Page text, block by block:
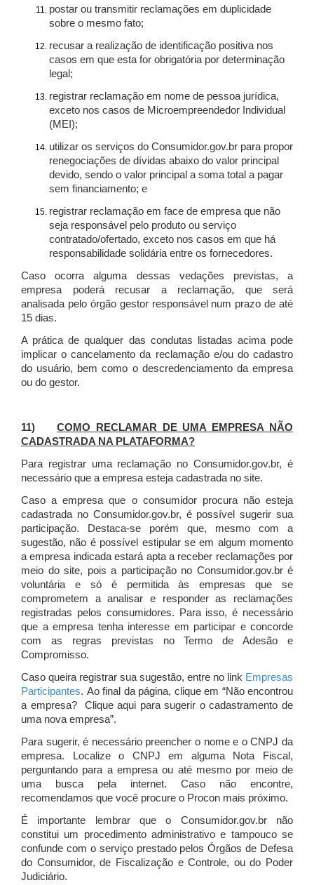
postar ou transmitir reclamações em duplicidade
sobre o mesmo fato;
recusar a realização de identificação positiva nos
casos em que esta for obrigatória por determinação
legal;
registrar reclamação em nome de pessoa jurídica,
exceto nos casos de Microempreendedor Individual
(MEI);
utilizar os serviços do Consumidor.gov.br para propor
renegociações de dívidas abaixo do valor principal
devido, sendo o valor principal a soma total a pagar
sem financiamento; e
registrar reclamação em face de empresa que não
seja responsável pelo produto ou serviço
contratado/ofertado, exceto nos casos em que há
responsabilidade solidária entre os fornecedores.
Caso ocorra alguma dessas vedações previstas, a
empresa poderá recusar a reclamação, que será
analisada pelo órgão gestor responsável num prazo de até
15 dias.
A prática de qualquer das condutas listadas acima pode
implicar o cancelamento da reclamação e/ou do cadastro
do usuário, bem como o descredenciamento da empresa
ou do gestor.
11)COMO RECLAMAR DE UMA EMPRESA NÃO
CADASTRADA NA PLATAFORMA?
Para registrar uma reclamação no Consumidor.gov.br, é
necessário que a empresa esteja cadastrada no site.
Caso a empresa que o consumidor procura não esteja
cadastrada no Consumidor.gov.br, é possível sugerir sua
participação. Destaca-se porém que, mesmo com a
sugestão, não é possível estipular se em algum momento
a empresa indicada estará apta a receber reclamações por
meio do site, pois a participação no Consumidor.gov.br é
voluntária e só é permitida às empresas que se
comprometem a analisar e responder as reclamações
registradas pelos consumidores. Para isso, é necessário
que a empresa tenha interesse em participar e concorde
com as regras previstas no Termo de Adesão e
Compromisso.
Caso queira registrar sua sugestão, entre no link Empresas
Participantes. Ao final da página, clique em “Não encontrou
a empresa? Clique aqui para sugerir o cadastramento de
uma nova empresa”.
Para sugerir, é necessário preencher o nome e o CNPJ da
empresa. Localize o CNPJ em alguma Nota Fiscal,
perguntando para a empresa ou até mesmo por meio de
uma busca pela internet. Caso não encontre,
recomendamos que você procure o Procon mais próximo.
É importante lembrar que o Consumidor.gov.br não
constitui um procedimento administrativo e tampouco se
confunde com o serviço prestado pelos Órgãos de Defesa
do Consumidor, de Fiscalização e Controle, ou do Poder
Judiciário.